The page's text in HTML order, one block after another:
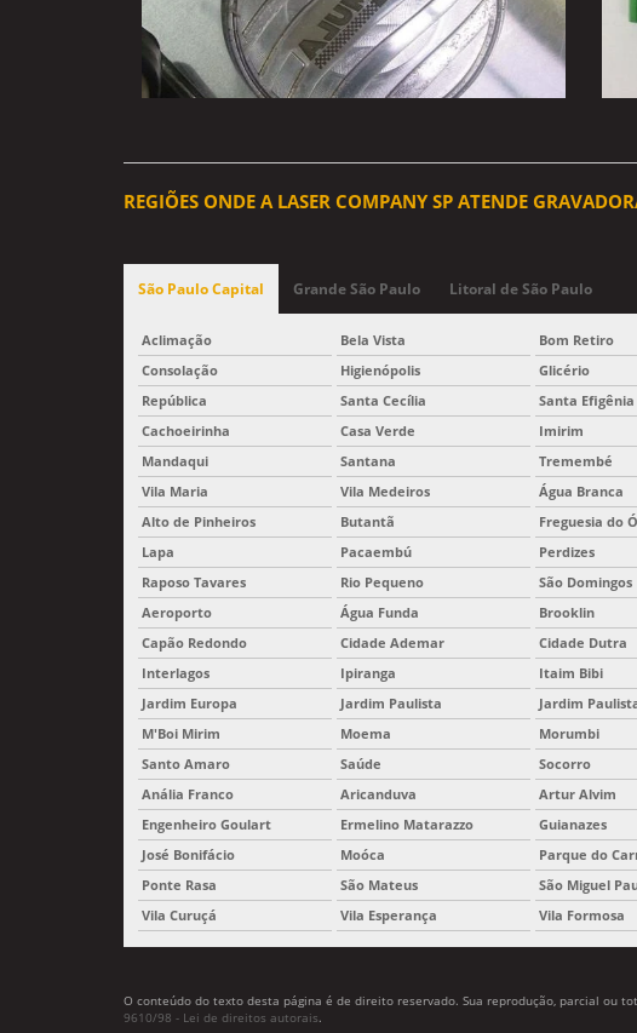
REGIÕES ONDE A LASER COMPANY SP ATENDE
São Paulo Capital Grande São Paulo Litoral de São Paulo
Aclimação Bela Vista Bom Retiro
Consolação
Higienópolis Glicério
República
Santa Cecília Santa Efigênia
Cachoeirinha
Casa Verde Imirim
Mandaqui
Santana Tremembé
Vila Maria
Vila Medeiros Água Branca
Alto de Pinheiros
Butantã Freguesia do Ó
Lapa
Pacaembú Perdizes
Raposo Tavares
Rio Pequeno São Domingos
Aeroporto
Água Funda Brooklin
Capão Redondo
Cidade Ademar Cidade Dutra
Interlagos
Ipiranga Itaim Bibi
Jardim Europa
Jardim Paulista Jardim
M'Boi Mirim
Moema Morumbi
Santo Amaro
Saúde Socorro
Anália Franco
Aricanduva Artur Alvim
Engenheiro Goulart
Ermelino Matarazzo Guianazes
José Bonifácio
Moóca Parque do
Ponte Rasa
São Mateus São Miguel
Vila Curuçá
Vila Esperança Vila Formosa
O conteúdo do texto desta página é de direito reservado. Sua reprodução, parcial ou
9610/98 - Lei de direitos autorais.